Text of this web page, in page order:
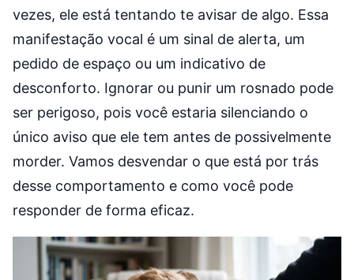
vezes, ele está tentando te avisar de algo. Essa
manifestação vocal é um sinal de alerta, um
pedido de espaço ou um indicativo de
desconforto. Ignorar ou punir um rosnado pode
ser perigoso, pois você estaria silenciando o
único aviso que ele tem antes de possivelmente
morder. Vamos desvendar o que está por trás
desse comportamento e como você pode
responder de forma eficaz.